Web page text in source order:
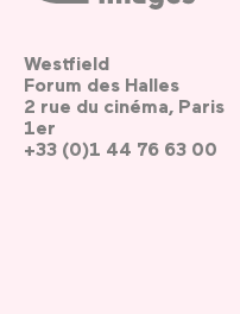
Westfield
Forum des Halles
2 rue du cinéma, Paris
1er
+33 (0)1 44 76 63 00